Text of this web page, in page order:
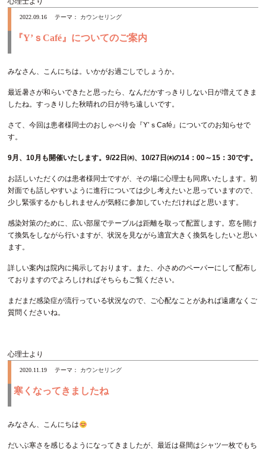
2022.09.16 テーマ： カウンセリング
『Y’ｓCafé』についてのご案内
みなさん、こんにちは。いかがお過ごしでしょうか。
最近暑さが和らいできたと思ったら、なんだかすっきりしない日が増えてきま
したね。すっきりした秋晴れの日が待ち遠しいです。
さて、今回は患者様同士のおしゃべり会『Y’ｓCafé』についてのお知らせで
す。
9月、10月も開催いたします。9/22日㈭、10/27日㈭の14：00～15：30です。
お話しいただくのは患者様同士ですが、その場に心理士も同席いたします。初
対面でも話しやすいように進行については少し考えたいと思っていますので、
少し緊張するかもしれませんが気軽に参加していただければと思います。
感染対策のために、広い部屋でテーブルは距離を取って配置します。窓を開け
て換気をしながら行いますが、状況を見ながら適宜大きく換気をしたいと思い
ます。
詳しい案内は院内に掲示しております。また、小さめのペーパーにして配布し
ておりますのでよろしければそちらもご覧ください。
まだまだ感染症が流行っている状況なので、ご心配なことがあれば遠慮なくご
質問くださいね。
心理士より
2020.11.19 テーマ： カウンセリング
寒くなってきましたね
みなさん、こんにちは
だいぶ寒さを感じるようになってきましたが、最近は昼間はシャツ一枚でもち